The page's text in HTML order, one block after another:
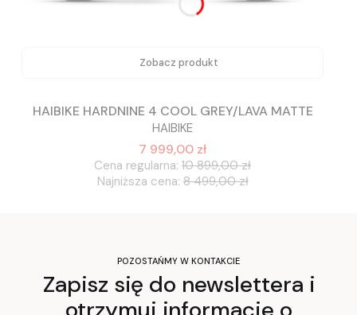
Zobacz produkt
HAIBIKE HARDNINE 4 COOL GREY/LAVA MATTE
HAIBIKE
7 999,00 zł
Cena regularna: 10 899,00 zł
Najniższa cena: 8 499,00 zł
POZOSTAŃMY W KONTAKCIE
Zapisz się do newslettera i